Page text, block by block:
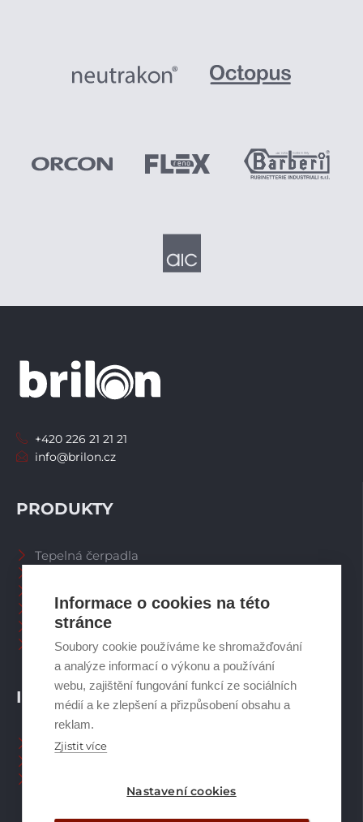
Informace o cookies na této
stránce
Soubory cookie používáme ke shromažďování
a analýze informací o výkonu a používání
webu, zajištění fungování funkcí ze sociálních
médií a ke zlepšení a přizpůsobení obsahu a
reklam.
Zjistit více
Nastavení cookies
INFORMACE
Naši pracovníci CZ
PRODUKTY
Tepelná čerpadla
Spalinové systémy
Plynové kotle
Ostatní příslušenství
+420 226 21 21 21
info@brilon.cz